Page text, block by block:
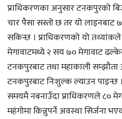
प्राधिकरणका अनुसार टनकपुरको
चार पैसा सस्तो छ तर यो लाइनबाट
सकिन्छ । प्राधिकरणको यो
मेगावाटमध्ये २ सय ७० मेगावाट
टनकपुरबाट तथा महाकाली
टनकपुरबाट निःशुल्क ल्याउन पाइन्छ
समयमै नबनाउँदा प्राधिकरणले ८०
महंगोमा किन्नुपर्ने अवस्था सिर्जना